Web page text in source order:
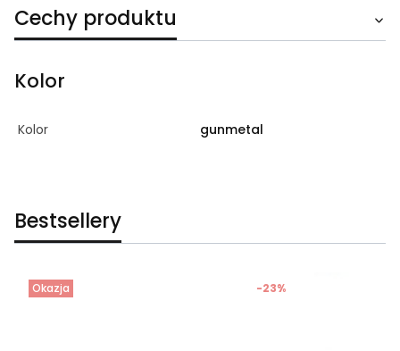
Cechy produktu
Kolor
Kolor gunmetal
Bestsellery
Okazja -23%